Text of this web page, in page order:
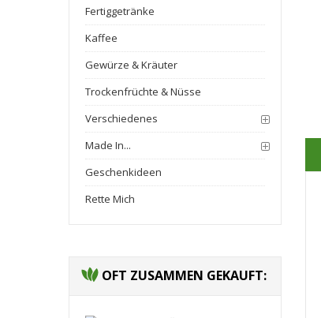
Fertiggetränke
Kaffee
Gewürze & Kräuter
Trockenfrüchte & Nüsse
Verschiedenes
Made In...
Geschenkideen
Rette Mich
OFT ZUSAMMEN GEKAUFT: